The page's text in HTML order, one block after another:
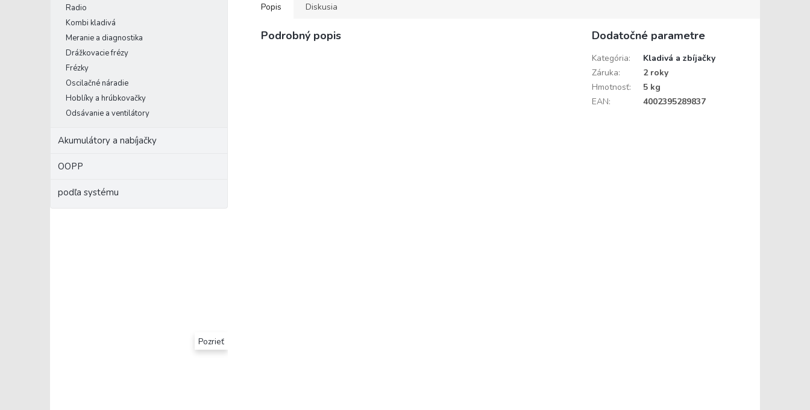
Radio
Kombi kladivá
Meranie a diagnostika
Drážkovacie frézy
Frézky
Oscilačné náradie
Hoblíky a hrúbkovačky
Odsávanie a ventilátory
Akumulátory a nabíjačky
OOPP
podľa systému
Pozrieť
Popis Diskusia
Podrobný popis Dodatočné parametre
Kategória:
Kladivá a zbíjačky
Záruka:
2 roky
Hmotnosť:
5 kg
EAN: 4002395289837